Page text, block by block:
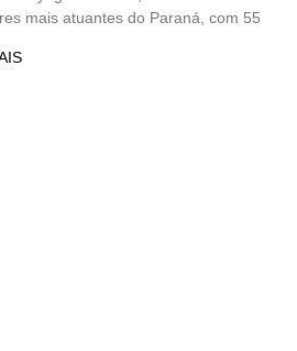
mais atuantes do Paraná, com 55